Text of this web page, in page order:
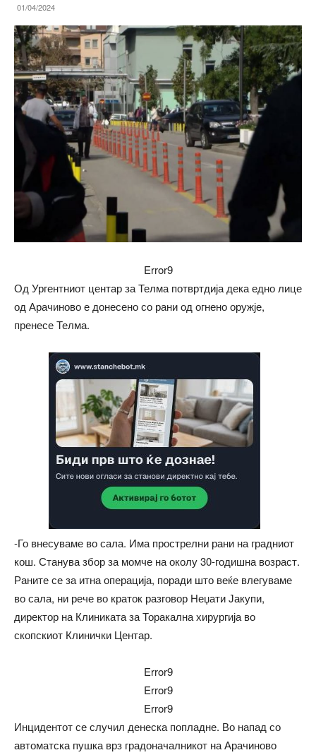
01/04/2024
Error9
Од Ургентниот центар за Телма потвртдија дека едно лице
од Арачиново е донесено со рани од огнено оружје,
пренесе Телма.
-Го внесуваме во сала. Има прострелни рани на градниот
кош. Станува збор за момче на околу 30-годишна возраст.
Раните се за итна операција, поради што веќе влегуваме
во сала, ни рече во краток разговор Неџати Јакупи,
директор на Клиниката за Торакална хирургија во
скопскиот Клинички Центар.
Error9
Error9
Error9
Инцидентот се случил денеска попладне. Во напад со
автоматска пушка врз градоначалникот на Арачиново